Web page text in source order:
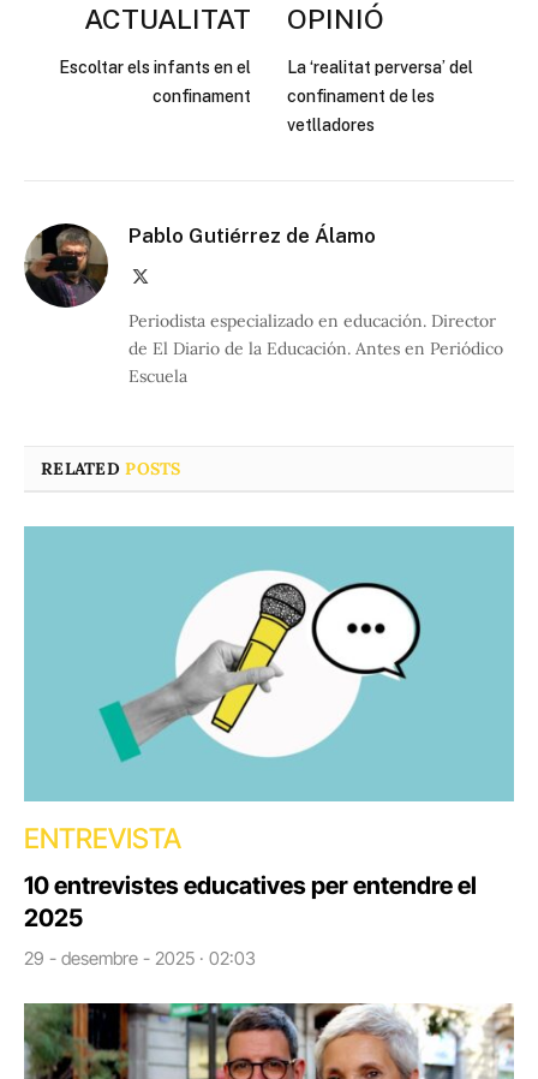
ACTUALITAT
Escoltar els infants en el
confinament
OPINIÓ
La ‘realitat perversa’ del
confinament de les
vetlladores
Pablo Gutiérrez de Álamo
Periodista especializado en educación. Director
de El Diario de la Educación. Antes en Periódico
Escuela
RELATEDPOSTS
ENTREVISTA
10 entrevistes educatives per entendre el
2025
29 - desembre - 2025 · 02:03